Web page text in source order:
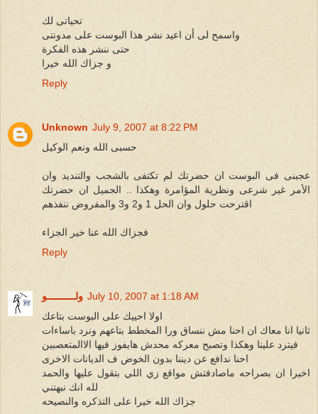
تحياتى لك
واسمح لى أن اعيد نشر هذا البوست على مدونتى
حتى ننشر هذه الفكرة
و جزاك الله خيرا
Reply
Unknown July 9, 2007 at 8:22 PM
حسبى الله ونعم الوكيل
عجبنى فى البوست ان حضرتك لم تكتفى بالشجب والتنديد وان
الأمر غير شرعى ونظرية المؤامرة وهكذا .. الجميل ان حضرتك
اقترحت حلول وان الحل 1 و2 و3 والمفروض ننفذهم
فجزاك الله عنا خير الجزاء
Reply
ولــــــــــو July 10, 2007 at 1:18 AM
اولا احييك على البوست بتاعك
ثانيا انا معاك ان احنا مش ننساق ورا المخطط بتاعهم ونرد باساءات
فيترد علينا وهكذا وتصبح معركه محدش هايفوز فيها الاالمتعصبين
احنا ندافع عن ديننا بدون الخوض ف الديانات الاخرى
اخيرا ان بصراحه ماصادفتش مواقع زي اللي بتقول عليها والحمد
لله انك نبهتني
جزاك الله خيرا على التذكره والنصيحه